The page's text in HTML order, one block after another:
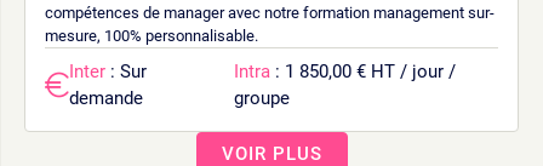
compétences de manager avec notre formation management sur-
mesure, 100% personnalisable.
Inter : Sur
demande
Intra : 1 850,00 € HT / jour /
groupe
VOIR PLUS